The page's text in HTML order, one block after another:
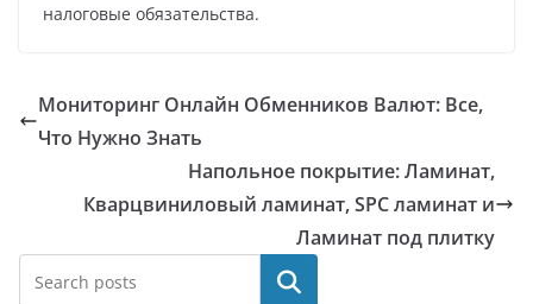
налоговые обязательства.
Мониторинг Онлайн Обменников Валют: Все,
Что Нужно Знать
Напольное покрытие: Ламинат,
Кварцвиниловый ламинат, SPC ламинат и
Ламинат под плитку
Поиск